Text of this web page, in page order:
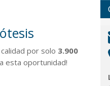
por solo 3.900
esta oportunidad!